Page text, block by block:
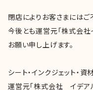
閉店によりお客さまにはご
今後とも運営元「株式会社
お願い申し上げます。
シート・インクジェット・
運営元「株式会社 イデア